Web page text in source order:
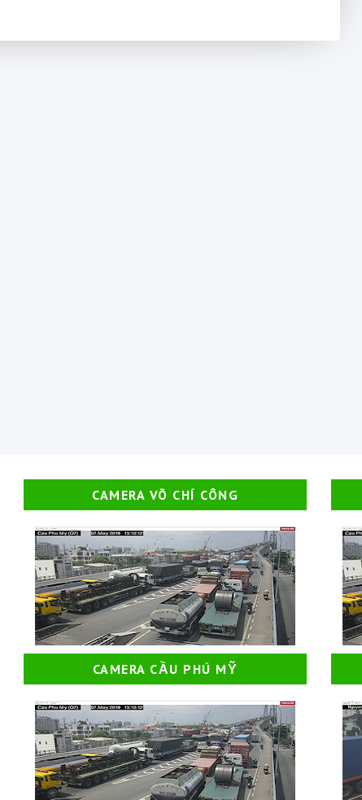
CAMERA VÕ CHÍ CÔNG
CAMERA CẦU PHÚ MỸ